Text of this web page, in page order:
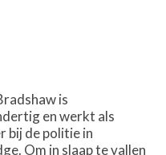
is
en werkt als
bij de politie in
Om in slaap te vallen